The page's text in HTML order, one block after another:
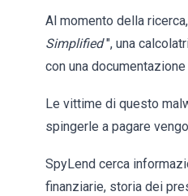
Al momento della
Simplified ", una
con una
Le vittime di questo
spingerle a pagare
SpyLend cerca
finanziarie, storia dei